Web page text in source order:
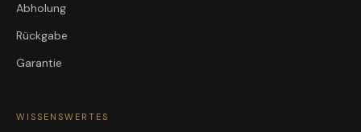
Abholung
Rückgabe
Garantie
WISSENSWERTES